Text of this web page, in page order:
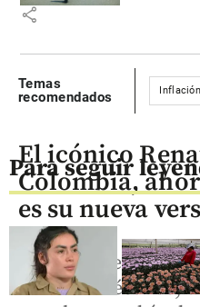
share
Temas
recomendados
Inflación
Para seguir
El icónico
Colombia,
es su nueva
Renault presentó
4 E-Tech eléctrico,